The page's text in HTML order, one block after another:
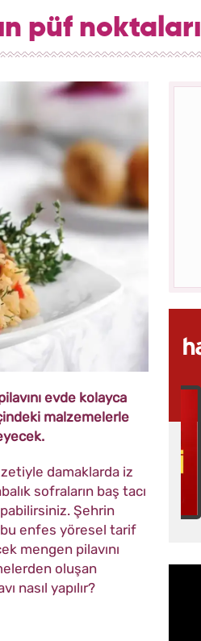
püf noktaları
evde kolayca
malzemelerle
damaklarda iz
sofraların baş tacı
Şehrin
bu enfes yöresel tarif
mengen pilavını
oluşan
nasıl yapılır?